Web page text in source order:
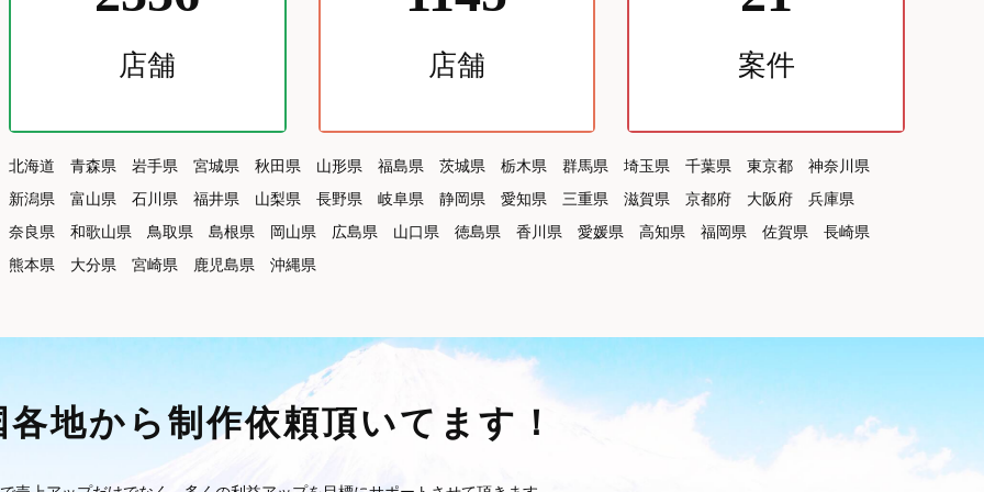
店舗 店舗 案件
北海道 青森県 岩手県 宮城県 秋田県 山形県 福島県 茨城県 栃木県 群馬県 埼玉県 千葉県 東京都
神奈川県
新潟県
富山県 石川県 福井県 山梨県 長野県 岐阜県 静岡県 愛知県 三重県 滋賀県 京都府 大阪府
兵庫県
奈良県
和歌山県 鳥取県 島根県 岡山県 広島県 山口県 徳島県 香川県 愛媛県 高知県 福岡県 佐賀県
長崎県
熊本県
大分県 宮崎県 鹿児島県 沖縄県
各地から制作依頼頂いてます！